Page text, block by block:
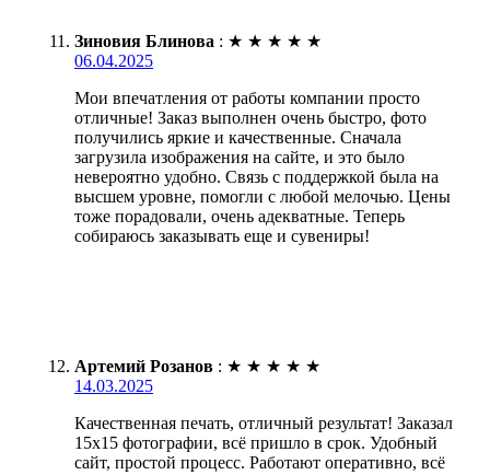
Зиновия Блинова : ★ ★ ★ ★ ★
06.04.2025
Мои впечатления от работы компании просто
отличные! Заказ выполнен очень быстро, фото
получились яркие и качественные. Сначала
загрузила изображения на сайте, и это было
невероятно удобно. Связь с поддержкой была на
высшем уровне, помогли с любой мелочью. Цены
тоже порадовали, очень адекватные. Теперь
собираюсь заказывать еще и сувениры!
Артемий Розанов : ★ ★ ★ ★ ★
14.03.2025
Качественная печать, отличный результат! Заказал
15х15 фотографии, всё пришло в срок. Удобный
сайт, простой процесс. Работают оперативно, всё